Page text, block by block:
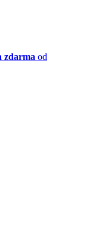
zdarma od